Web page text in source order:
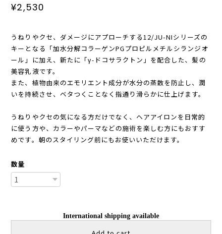
¥2,530
うねりやクセ、ダメージにアプローチする12/JU-NIシリーズの
キーとなる「加水分解コラーゲンPGプロピルメチルシランジオ
ール」に加え、新たに「γ-ドコサラクトン」を配合した、髪の
美容乳液です。
また、植物由来のエモリエント成分が水分の蒸散を防止し、潤
いを持続させ、ベタつくことなく指通り滑らかに仕上げます。
うねりやクセの気になる方だけでなく、ヘアアイロンを日常的
に使う方や、カラーやパーマなどの施術を楽しむ方にもおすす
めです。朝のスタイリング前にもお使いいただけます。
数量
International shipping available